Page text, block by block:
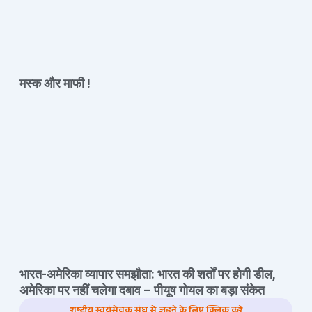
मस्क और माफी !
भारत-अमेरिका व्यापार समझौता: भारत की शर्तों पर होगी डील,
अमेरिका पर नहीं चलेगा दबाव – पीयूष गोयल का बड़ा संकेत